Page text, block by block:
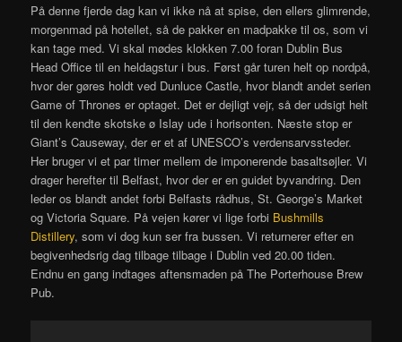
På denne fjerde dag kan vi ikke nå at spise, den ellers glimrende,
morgenmad på hotellet, så de pakker en madpakke til os, som vi
kan tage med. Vi skal mødes klokken 7.00 foran Dublin Bus
Head Office til en heldagstur i bus. Først går turen helt op nordpå,
hvor der gøres holdt ved Dunluce Castle, hvor blandt andet serien
Game of Thrones er optaget. Det er dejligt vejr, så der udsigt helt
til den kendte skotske ø Islay ude i horisonten. Næste stop er
Giant’s Causeway, der er et af UNESCO’s verdensarvssteder.
Her bruger vi et par timer mellem de imponerende basaltsøjler. Vi
drager herefter til Belfast, hvor der er en guidet byvandring. Den
leder os blandt andet forbi Belfasts rådhus, St. George’s Market
og Victoria Square. På vejen kører vi lige forbi Bushmills
Distillery, som vi dog kun ser fra bussen. Vi returnerer efter en
begivenhedsrig dag tilbage tilbage i Dublin ved 20.00 tiden.
Endnu en gang indtages aftensmaden på The Porterhouse Brew
Pub.